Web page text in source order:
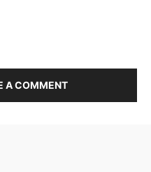
A COMMENT